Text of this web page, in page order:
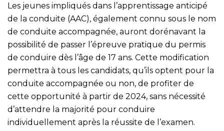
Les jeunes impliqués dans l’apprentissage anticipé
de la conduite (AAC), également connu sous le nom
de conduite accompagnée, auront dorénavant la
possibilité de passer l’épreuve pratique du permis
de conduire dès l’âge de 17 ans. Cette modification
permettra à tous les candidats, qu’ils optent pour la
conduite accompagnée ou non, de profiter de
cette opportunité à partir de 2024, sans nécessité
d’attendre la majorité pour conduire
individuellement après la réussite de l’examen.